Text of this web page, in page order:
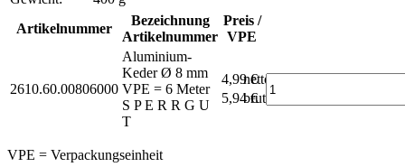
Artikelnummer
Bezeichnung
Artikelnummer
Preis /
VPE
2610.60.00806000
Aluminium-
Keder Ø 8 mm
VPE = 6 Meter
S P E R R G U
T
4,99 €
netto
5,94 €brutto*
VPE = Verpackungseinheit